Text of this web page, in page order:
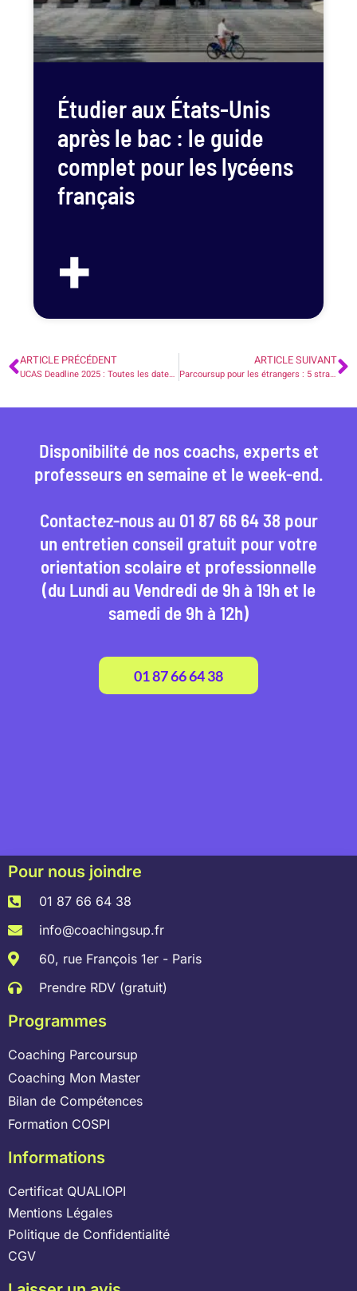
Étudier aux États-Unis
après le bac : le guide
complet pour les lycéens
français
+
ARTICLE PRÉCÉDENT
UCAS Deadline 2025 : Toutes les dates à connaître pour réussir sa candidature
ARTICLE SUIVANT
Parcoursup pour les étrangers : 5 stratégies puissantes pour postuler en France
Disponibilité de nos coachs, experts et
professeurs en semaine et le week-end.
Contactez-nous au 01 87 66 64 38 pour
un entretien conseil gratuit pour votre
orientation scolaire et professionnelle
(du Lundi au Vendredi de 9h à 19h et le
samedi de 9h à 12h)
01 87 66 64 38
Pour nous joindre
01 87 66 64 38
info@coachingsup.fr
60, rue François 1er - Paris
Prendre RDV (gratuit)
Programmes
Coaching Parcoursup
Coaching Mon Master
Bilan de Compétences
Formation COSPI
Informations
Certificat QUALIOPI
Mentions Légales
Politique de Confidentialité
CGV